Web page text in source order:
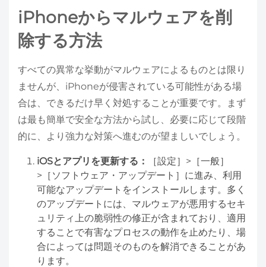
iPhoneからマルウェアを削
除する方法
すべての異常な挙動がマルウェアによるものとは限り
ませんが、iPhoneが侵害されている可能性がある場
合は、できるだけ早く対処することが重要です。まず
は最も簡単で安全な方法から試し、必要に応じて段階
的に、より強力な対策へ進むのが望ましいでしょう。
iOSとアプリを更新する：
［設定］>［一般］
>［ソフトウェア・アップデート］に進み、利用
可能なアップデートをインストールします。多く
のアップデートには、マルウェアが悪用するセキ
ュリティ上の脆弱性の修正が含まれており、適用
することで有害なプロセスの動作を止めたり、場
合によっては問題そのものを解消できることがあ
ります。